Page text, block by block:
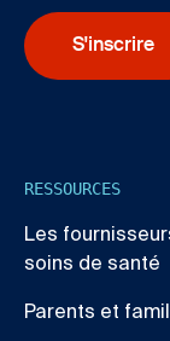
S'inscrire
RESSOURCES
Les
soins de santé
Parents et